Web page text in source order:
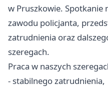
w Pruszkowie. Spotkanie
zawodu policjanta,
zatrudnienia oraz
szeregach.
Praca w naszych
- stabilnego zatrudnienia,